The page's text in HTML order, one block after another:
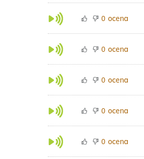
0 ocena
0 ocena
0 ocena
0 ocena
0 ocena